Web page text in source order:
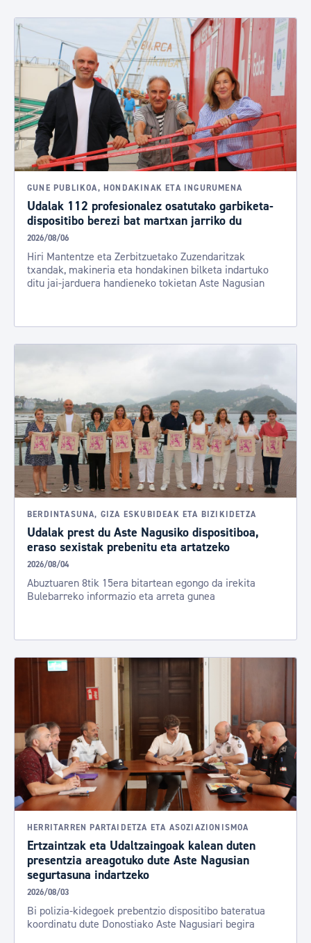
GUNE PUBLIKOA, HONDAKINAK ETA INGURUMENA
Udalak 112 profesionalez osatutako garbiketa-
dispositibo berezi bat martxan jarriko du
2026/08/06
Hiri Mantentze eta Zerbitzuetako Zuzendaritzak
txandak, makineria eta hondakinen bilketa indartuko
ditu jai-jarduera handieneko tokietan Aste Nagusian
BERDINTASUNA, GIZA ESKUBIDEAK ETA BIZIKIDETZA
Udalak prest du Aste Nagusiko dispositiboa,
eraso sexistak prebenitu eta artatzeko
2026/08/04
Abuztuaren 8tik 15era bitartean egongo da irekita
Bulebarreko informazio eta arreta gunea
HERRITARREN PARTAIDETZA ETA ASOZIAZIONISMOA
Ertzaintzak eta Udaltzaingoak kalean duten
presentzia areagotuko dute Aste Nagusian
segurtasuna indartzeko
2026/08/03
Bi polizia-kidegoek prebentzio dispositibo bateratua
koordinatu dute Donostiako Aste Nagusiari begira